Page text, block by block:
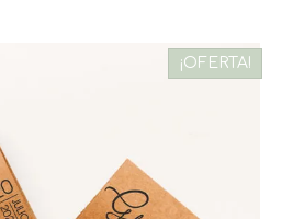
¡OFERTA!